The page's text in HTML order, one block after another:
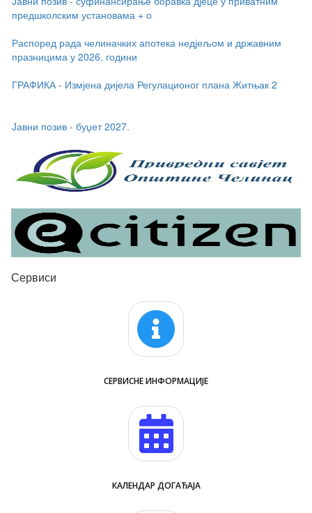
Распоред рада челиначких апотека недјељом и државним
ГРАФИКА - Измјена дијела Регулационог плана Житњак 2
Сервиси
СЕРВИСНЕ ИНФОРМАЦИЈЕ
КАЛЕНДАР ДОГАЂАЈА